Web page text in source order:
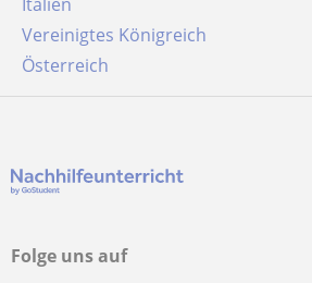
Vereinigtes Königreich
Österreich
Folge uns auf